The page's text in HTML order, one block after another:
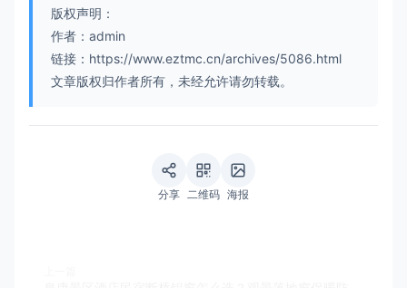
版权声明：
作者：admin
链接：https://www.eztmc.cn/archives/5086.html
文章版权归作者所有，未经允许请勿转载。
分享 二维码 海报